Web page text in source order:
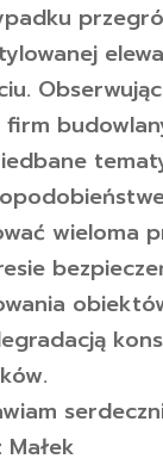
firm
wieloma
Małek